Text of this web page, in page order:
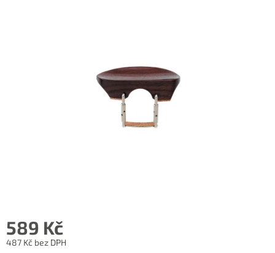
589 Kč
487 Kč bez DPH